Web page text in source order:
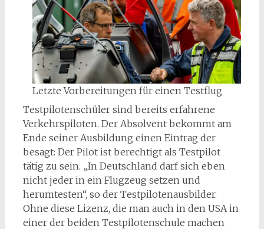
Letzte Vorbereitungen für einen Testflug
Testpilotenschüler sind bereits erfahrene
Verkehrspiloten. Der Absolvent bekommt am
Ende seiner Ausbildung einen Eintrag der
besagt: Der Pilot ist berechtigt als Testpilot
tätig zu sein. „In Deutschland darf sich eben
nicht jeder in ein Flugzeug setzen und
herumtesten“, so der Testpilotenausbilder.
Ohne diese Lizenz, die man auch in den USA in
einer der beiden Testpilotenschule machen